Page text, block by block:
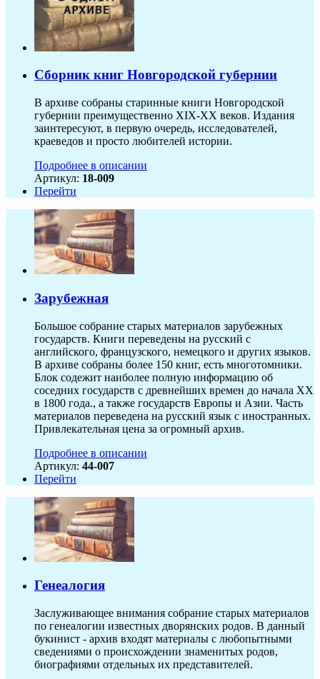
Сборник книг Новгородской губернии
В архиве собраны старинные книги Новгородской
губернии преимущественно XIX-ХХ веков. Издания
заинтересуют, в первую очередь, исследователей,
краеведов и просто любителей истории.
Подробнее в описании
Артикул: 18-009
Перейти
Зарубежная
Большое собрание старых материалов зарубежных
государств. Книги переведены на русский с
английского, французского, немецкого и других языков.
В архиве собраны более 150 книг, есть многотомники.
Блок содежит наиболее полную информацию об
соседних государств с древнейших времен до начала XX
в 1800 года., а также государств Европы и Азии. Часть
материалов переведена на русский язык с иностранных.
Привлекательная цена за огромный архив.
Подробнее в описании
Артикул: 44-007
Перейти
Генеалогия
Заслуживающее внимания собрание старых материалов
по генеалогии известных дворянских родов. В данный
букинист - архив входят материалы с любопытными
сведениями о происхождении знаменитых родов,
биографиями отдельных их представителей.